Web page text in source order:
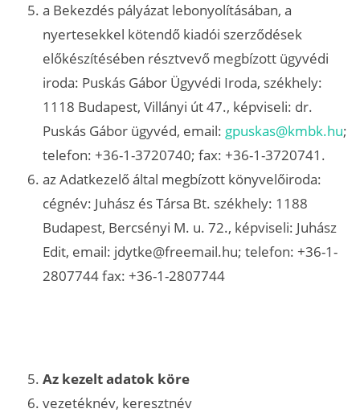
a Bekezdés pályázat lebonyolításában, a
nyertesekkel kötendő kiadói szerződések
előkészítésében résztvevő megbízott ügyvédi
iroda: Puskás Gábor Ügyvédi Iroda, székhely:
1118 Budapest, Villányi út 47., képviseli: dr.
Puskás Gábor ügyvéd, email: gpuskas@kmbk.hu;
telefon: +36-1-3720740; fax: +36-1-3720741.
az Adatkezelő által megbízott könyvelőiroda:
cégnév: Juhász és Társa Bt. székhely: 1188
Budapest, Bercsényi M. u. 72., képviseli: Juhász
Edit, email: jdytke@freemail.hu; telefon: +36-1-
2807744 fax: +36-1-2807744
Az kezelt adatok köre
vezetéknév, keresztnév